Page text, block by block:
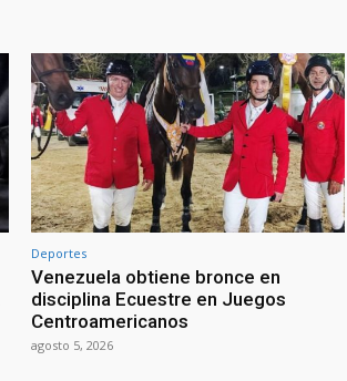
Deportes
Venezuela obtiene bronce en
disciplina Ecuestre en Juegos
Centroamericanos
agosto 5, 2026